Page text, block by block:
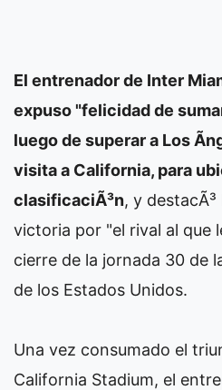
El entrenador de Inter
expuso "felicidad de
luego de superar a Los
visita a California, para
clasificaciÃ³n, y
victoria por "el rival al que
cierre de la jornada 30 de
de los Estados Unidos.
Una vez consumado el
California Stadium, el